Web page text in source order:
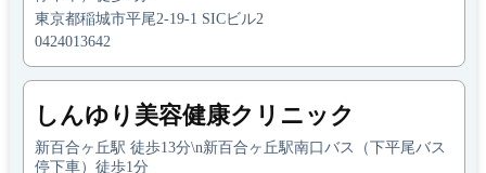
東京都稲城市平尾2-19-1 SICビル2
0424013642
しんゆり美容健康クリニック
新百合ヶ丘駅 徒歩13分\n新百合ヶ丘駅南口バス（下平尾バス
停下車）徒歩1分